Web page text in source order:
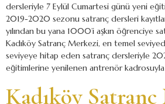
dersleriyle 7 Eylül Cumartesi günü yeni
2019-2020 sezonu satranç dersleri
yılından bu yana 1000’i aşkın öğrenciye
Kadıköy Satranç Merkezi, en temel
seviyeye hitap eden satranç dersleriyle
eğitimlerine yenilenen antrenör
Kadıköy